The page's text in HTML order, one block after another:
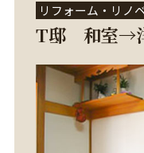
リフォーム・リノ
T邸 和室→